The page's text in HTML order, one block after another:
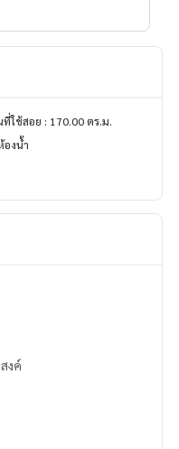
ใช้สอย : 170.00 ตร.ม.
องน้ำ
งค์